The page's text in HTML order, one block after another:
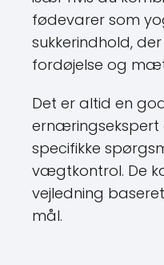
fødevarer som
sukkerindhold,
fordøjelse og
Det er altid en
specifikke
vægtkontrol. De
vejledning
mål.